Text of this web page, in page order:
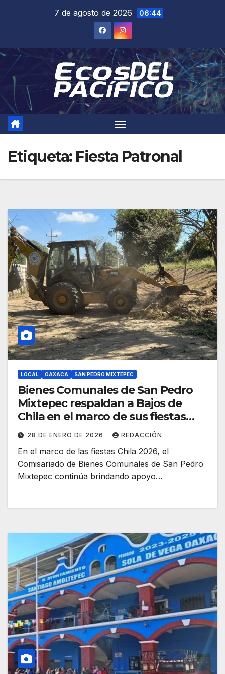
7 de agosto de 2026 06:44
Etiqueta: Fiesta Patronal
LOCAL OAXACA SAN PEDRO MIXTEPEC
Bienes Comunales de San Pedro
Mixtepec respaldan a Bajos de
Chila en el marco de sus fiestas
patronales 2026
28 DE ENERO DE 2026 REDACCIÓN
En el marco de las fiestas Chila 2026, el
Comisariado de Bienes Comunales de San Pedro
Mixtepec continúa brindando apoyo…